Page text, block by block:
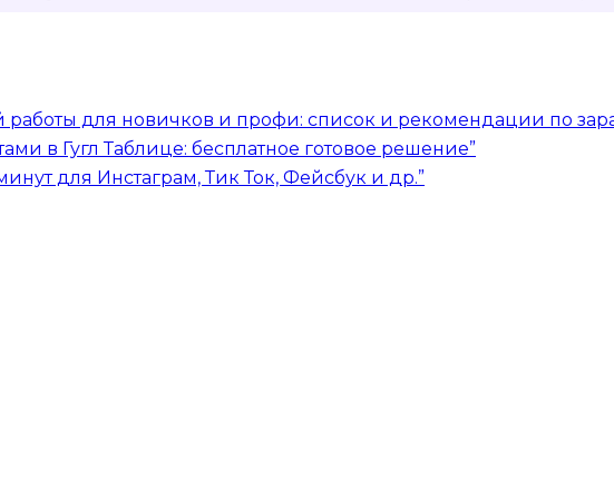
для новичков и профи: список и рекомендации по
в Гугл Таблице: бесплатное готовое решение”
для Инстаграм, Тик Ток, Фейсбук и др.”